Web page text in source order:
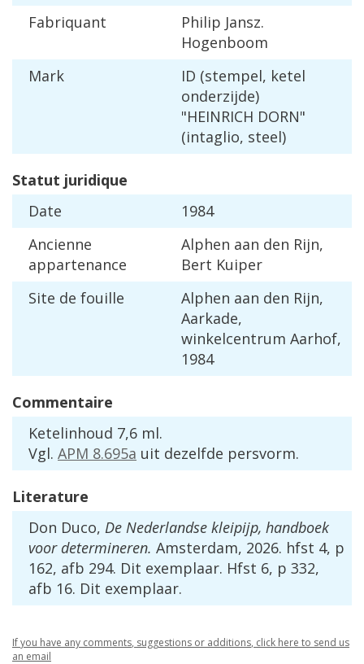
Fabriquant
Philip Jansz.
Hogenboom
Mark
ID (stempel, ketel
onderzijde)
"HEINRICH DORN"
(intaglio, steel)
Statut juridique
Date
1984
Ancienne
appartenance
Alphen aan den Rijn,
Bert Kuiper
Site de fouille Alphen aan den Rijn,
Aarkade,
winkelcentrum Aarhof,
1984
Commentaire
Ketelinhoud 7,6 ml.
Vgl. APM 8.695a uit dezelfde persvorm.
Literature
Don Duco, De Nederlandse kleipijp, handboek
voor determineren. Amsterdam, 2026. hfst 4, p
162, afb 294. Dit exemplaar. Hfst 6, p 332,
afb 16. Dit exemplaar.
Ifyou have any comments, suggestions or additions, click here to send us
an email